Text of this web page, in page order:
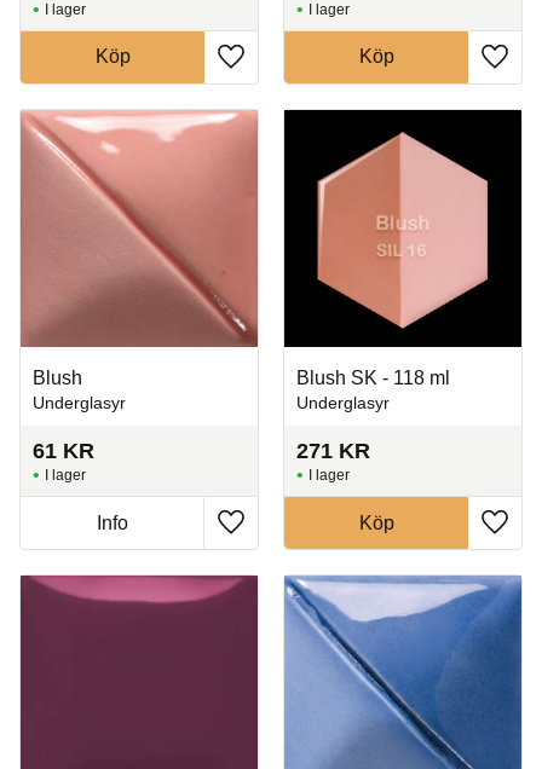
Lägg till i favoriter
I lager
Köp
Lägg
I lager
Köp
Blush
Underglasyr
61 KR
Lägg till i favoriter
I lager
Info
Blush SK - 118 ml
Underglasyr
271 KR
Lägg
I lager
Köp